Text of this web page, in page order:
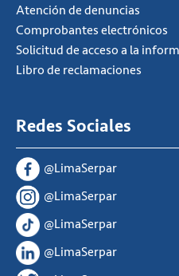
Atención de denuncias
Comprobantes electrónicos
Solicitud de acceso a la
Libro de reclamaciones
Redes Sociales
@LimaSerpar
@LimaSerpar
@LimaSerpar
@LimaSerpar